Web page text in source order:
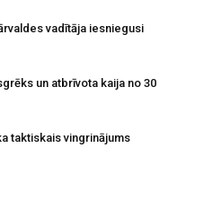
vadītāja iesniegusi
un atbrīvota kaija no 30
taktiskais vingrinājums